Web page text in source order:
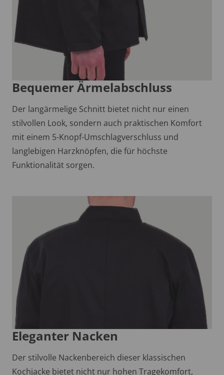
Bequemer Ärmelabschluss
Der langärmelige Schnitt bietet nicht nur einen
stilvollen Look, sondern auch praktischen Komfort
mit einem 5-Knopf-Umschlagverschluss und
langlebigen Harzknöpfen, die für höchste
Funktionalität sorgen.
Eleganter Nacken
Der stilvolle Nackenbereich dieser klassischen
Kochjacke bietet nicht nur hohen Tragekomfort,